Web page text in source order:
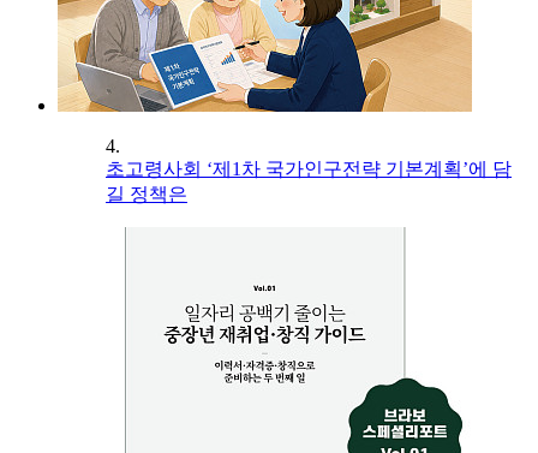
4.
초고령사회 ‘제1차 국가인구전략 기본계획’에 담
길 정책은